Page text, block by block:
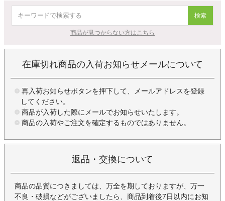
検索
商品が見つからない方はこちら
在庫切れ商品の入荷お知らせメールについて
再入荷お知らせボタンを押下して、メールアドレスを登録
してください。
商品が入荷した際にメールでお知らせいたします。
商品の入荷やご注文を確定するものではありません。
返品・交換について
商品の品質につきましては、万全を期しておりますが、万一
不良・破損などがございましたら、商品到着後7日以内にお知